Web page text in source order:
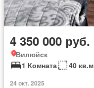
4 350 000 руб.
Вилюйск
1 Комната
40 кв.м
24 окт. 2025